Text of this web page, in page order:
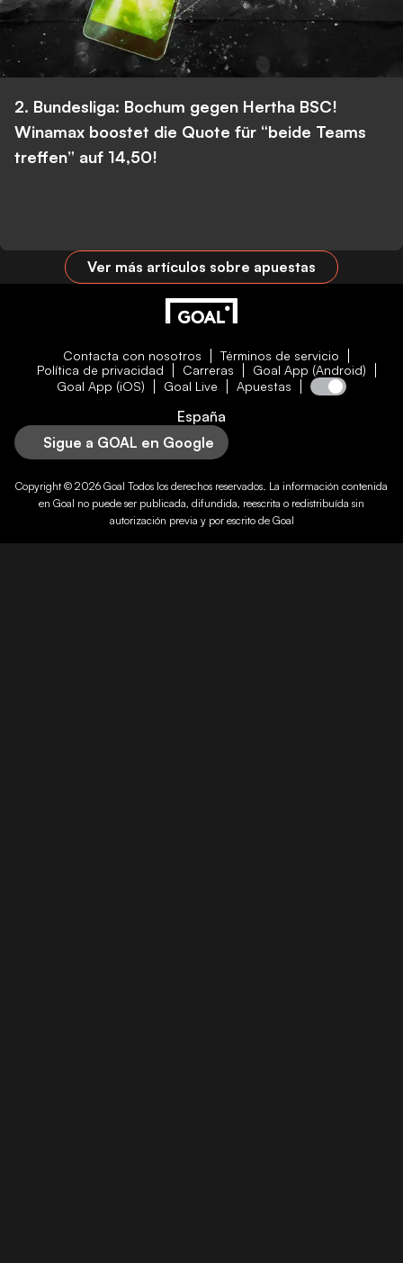
2. Bundesliga: Bochum gegen Hertha BSC!
Winamax boostet die Quote für “beide Teams
treffen” auf 14,50!
Ver más artículos sobre apuestas
Contacta con nosotros
Términos de servicio
Política de privacidad
Carreras
Goal App (Android)
Goal App (iOS)
Goal Live Apuestas
España
Sigue a GOAL en Google
Copyright © 2026 Goal Todos los derechos reservados. La información contenida
en Goal no puede ser publicada, difundida, reescrita o redistribuída sin
autorización previa y por escrito de Goal